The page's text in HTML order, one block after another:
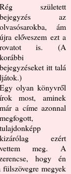
Rég született
bejegyzés az
olvasósarokba, ám
újra előveszem ezt a
rovatot is. (A
korábbi
bejegyzéseket itttalá
ljátok.)
Egy olyan könyvről
írok most, aminek
már a címe azonnal
megfogott,
tulajdonképp
kizárólag ezért
vettem meg. A
hogy én
megyek